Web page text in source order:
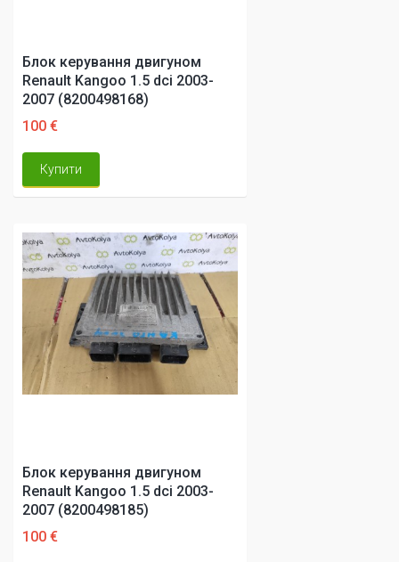
Блок керування двигуном
Renault Kangoo 1.5 dci 2003-
2007 (8200498168)
100 €
Купити
Блок керування двигуном
Renault Kangoo 1.5 dci 2003-
2007 (8200498185)
100 €